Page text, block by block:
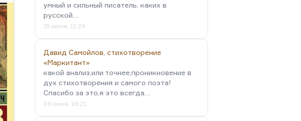
умный и сильный писатель, каких в
русской…
15 июня, 11:29
Давид Самойлов, стихотворение
«Маркитант»
какой анализ,или точнее,проникновение в
дух стихотворения и самого поэта!
Спасибо за это,я это всегда…
06 июня, 19:21